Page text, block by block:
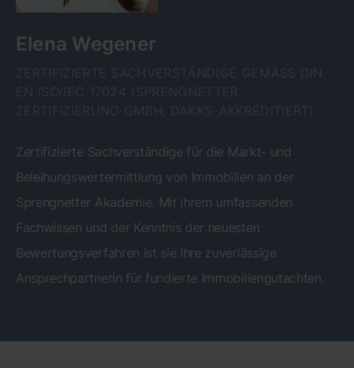
Elena Wegener
Zertifizierte Sachverständige für die Markt- und
Beleihungswertermittlung von Immobilien an der
Sprengnetter Akademie. Mit ihrem umfassenden
Fachwissen und der Kenntnis der neuesten
Bewertungsverfahren ist sie Ihre zuverlässige
Ansprechpartnerin für fundierte Immobiliengutachten.